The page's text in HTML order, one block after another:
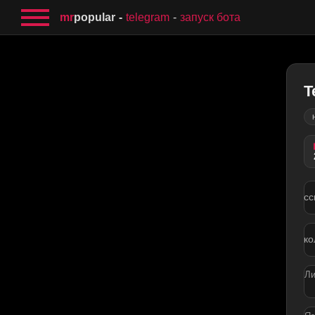
mrpopular telegram запуск бота